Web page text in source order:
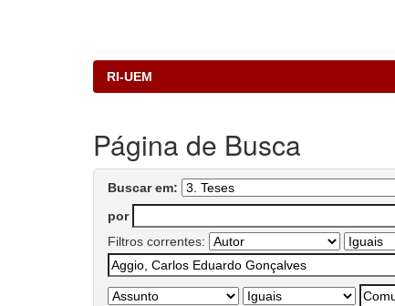
RI-UEM
Página de Busca
Buscar em:
por
Filtros correntes: